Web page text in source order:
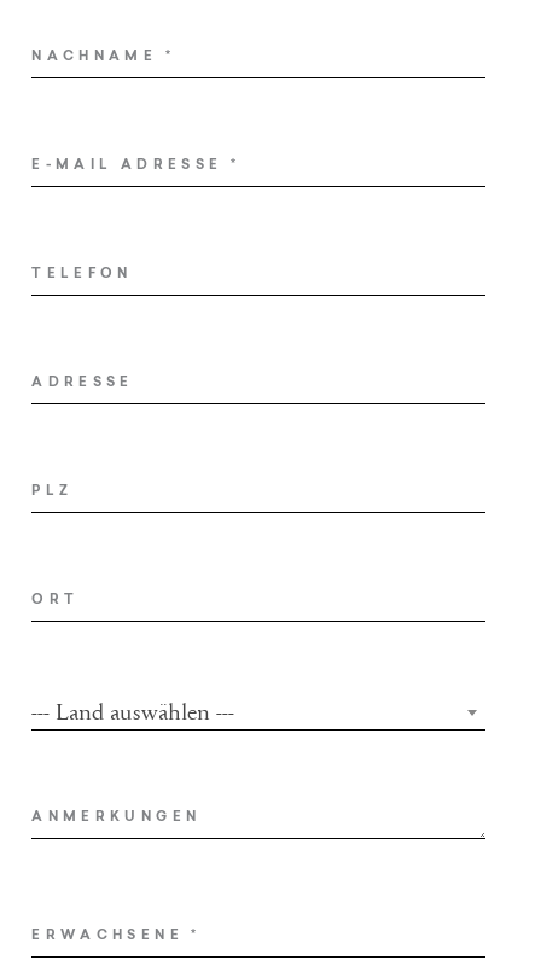
Wellness
Events
Buchen
Gutscheine
NACHNAME *
E-MAIL ADRESSE *
TELEFON
ADRESSE
PLZ
ORT
COUNTRY
--- Land auswählen ---
ANMERKUNGEN
ERWACHSENE *